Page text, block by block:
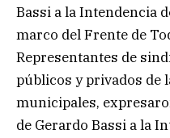
Bassi a la Intendencia
marco del Frente de
Representantes de
públicos y privados de
municipales,
de Gerardo Bassi a la